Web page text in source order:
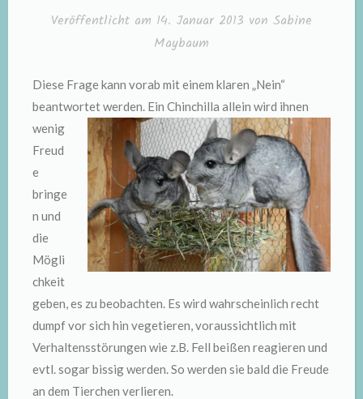
Veröffentlicht am 14. Januar 2013 von Sabine
Maybaum
Diese Frage kann vorab mit einem klaren „Nein“
beantwortet werden. Ein Chinchilla allein wird ihnen
wenig
Freud
e
bringe
n und
die
Mögli
chkeit
geben, es zu beobachten. Es wird wahrscheinlich recht
dumpf vor sich hin vegetieren, voraussichtlich mit
Verhaltensstörungen wie z.B. Fell beißen reagieren und
evtl. sogar bissig werden. So werden sie bald die Freude
an dem Tierchen verlieren.